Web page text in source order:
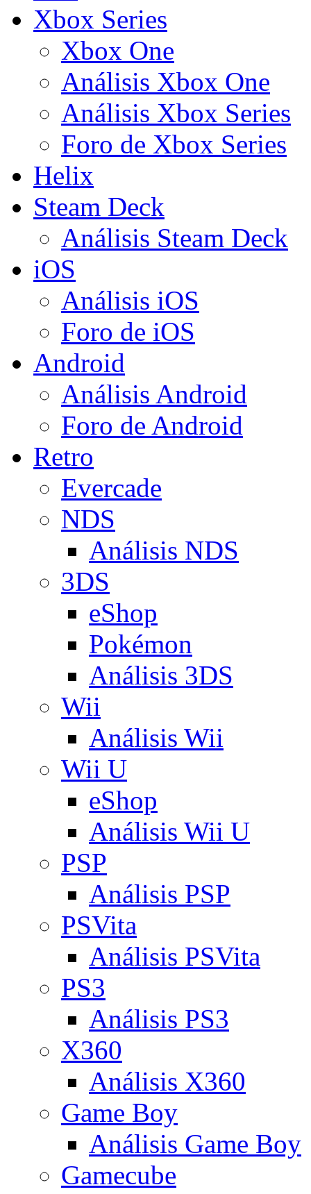
Xbox Series
Xbox One
Análisis Xbox One
Análisis Xbox Series
Foro de Xbox Series
Helix
Steam Deck
Análisis Steam Deck
iOS
Análisis iOS
Foro de iOS
Android
Análisis Android
Foro de Android
Retro
Evercade
NDS
Análisis NDS
3DS
eShop
Pokémon
Análisis 3DS
Wii
Análisis Wii
Wii U
eShop
Análisis Wii U
PSP
Análisis PSP
PSVita
Análisis PSVita
PS3
Análisis PS3
X360
Análisis X360
Game Boy
Análisis Game Boy
Gamecube